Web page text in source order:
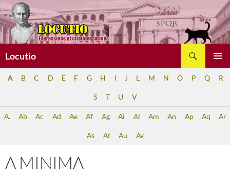
Aller
au
contenu
Locutio
A B C D E F G H I J L M N O P Q R
S T U V
A. Ab Ac Ad Ae Af Ag Ai Al Am An Ap Aq Ar
As At Au Av
A MINIMA